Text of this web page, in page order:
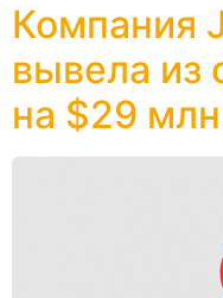
Компания
вывела из
на $29